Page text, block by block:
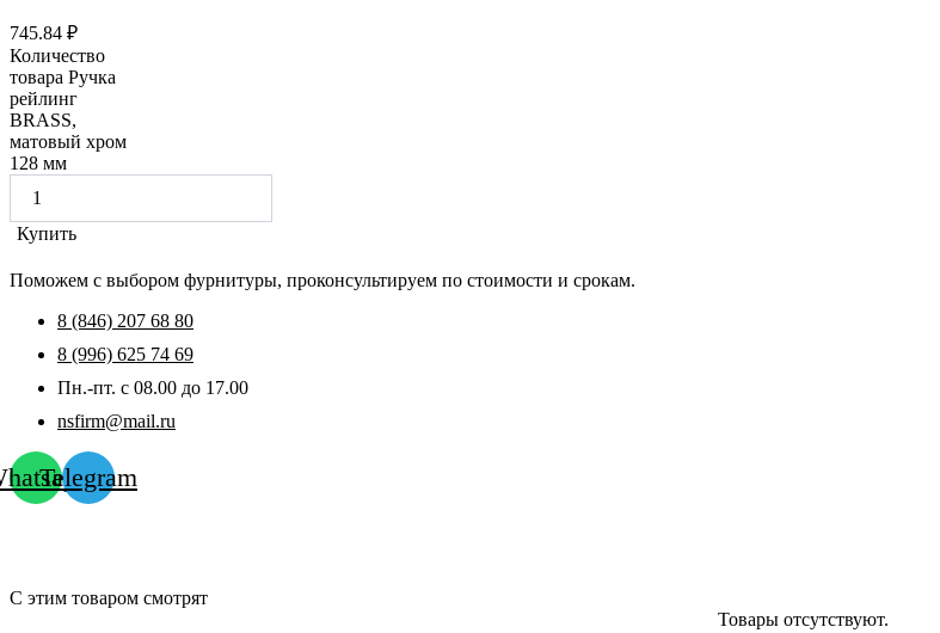
745.84 ₽
Количество
товара Ручка
рейлинг
BRASS,
матовый хром
128 мм
Купить
Поможем с выбором фурнитуры, проконсультируем по стоимости и срокам.
8 (846) 207 68 80
8 (996) 625 74 69
Пн.-пт. с 08.00 до 17.00
nsfirm@mail.ru
Telegram
С этим товаром смотрят
Товары отсутствуют.